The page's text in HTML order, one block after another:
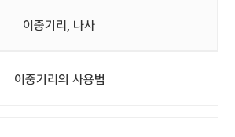
이중기리, 나사
이중기리의 사용법